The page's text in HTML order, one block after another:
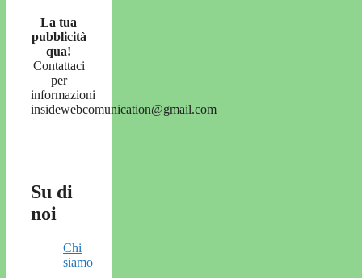
La tua
pubblicità
qua!
Contattaci
per
informazioni
insidewebcomunication@gmail.com
Su di
noi
Chi
siamo